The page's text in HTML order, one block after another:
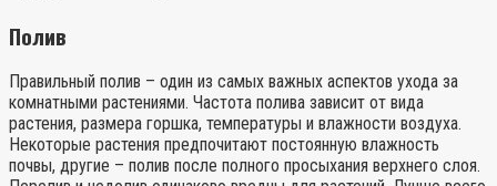
Полив
Правильный полив – один из самых важных аспектов ухода за
комнатными растениями. Частота полива зависит от вида
растения, размера горшка, температуры и влажности воздуха.
Некоторые растения предпочитают постоянную влажность
почвы, другие – полив после полного просыхания верхнего слоя.